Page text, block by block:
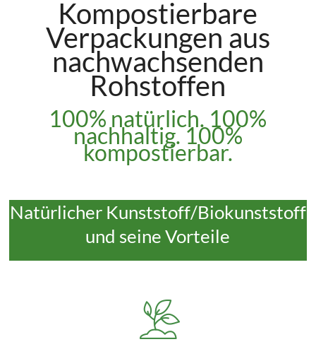
Kompostierbare
Verpackungen aus
nachwachsenden
Rohstoffen
100% natürlich. 100%
nachhaltig. 100%
kompostierbar.
Natürlicher Kunststoff/Biokunststoff
und seine Vorteile